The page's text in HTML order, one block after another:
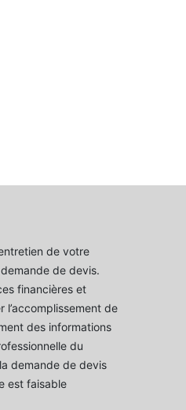
de votre
de devis.
financières et
de
des informations
du
demande de devis
est faisable